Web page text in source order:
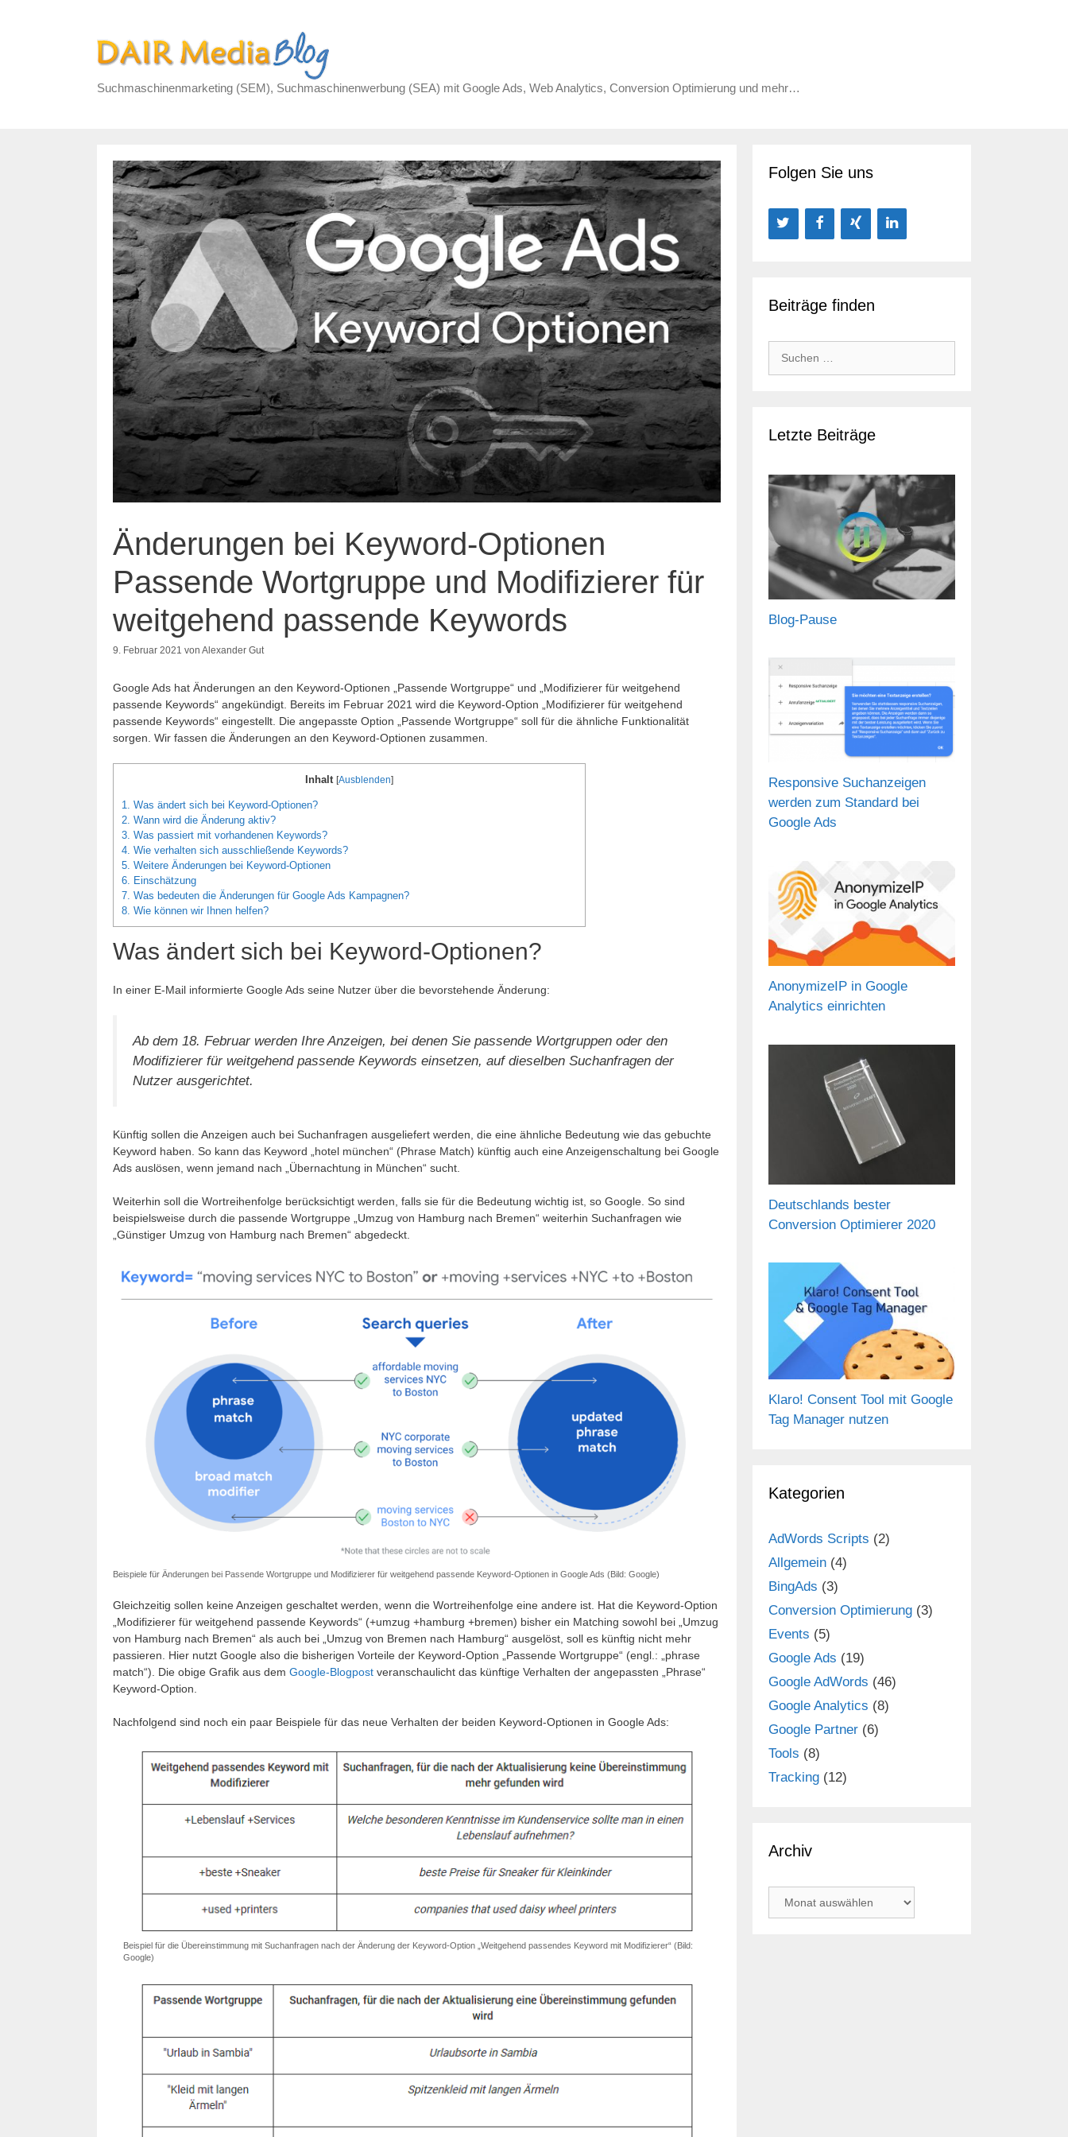
Suchmaschinenmarketing (SEM), Suchmaschinenwerbung (SEA) mit Google Ads, Web Analytics, Conversion Optimierung und mehr…
Änderungen bei Keyword-Optionen
Passende Wortgruppe und Modifizierer für
weitgehend passende Keywords
9. Februar 2021 von Alexander Gut
Google Ads hat Änderungen an den Keyword-Optionen „Passende Wortgruppe“ und „Modifizierer für weitgehend
passende Keywords“ angekündigt. Bereits im Februar 2021 wird die Keyword-Option „Modifizierer für weitgehend
passende Keywords“ eingestellt. Die angepasste Option „Passende Wortgruppe“ soll für die ähnliche Funktionalität
sorgen. Wir fassen die Änderungen an den Keyword-Optionen zusammen.
Inhalt [Ausblenden]
1. Was ändert sich bei Keyword-Optionen?
2. Wann wird die Änderung aktiv?
3. Was passiert mit vorhandenen Keywords?
4. Wie verhalten sich ausschließende Keywords?
5. Weitere Änderungen bei Keyword-Optionen
6. Einschätzung
7. Was bedeuten die Änderungen für Google Ads Kampagnen?
8. Wie können wir Ihnen helfen?
Was ändert sich bei Keyword-Optionen?
In einer E-Mail informierte Google Ads seine Nutzer über die bevorstehende Änderung:
Ab dem 18. Februar werden Ihre Anzeigen, bei denen Sie passende Wortgruppen oder den
Modifizierer für weitgehend passende Keywords einsetzen, auf dieselben Suchanfragen der
Nutzer ausgerichtet.
Künftig sollen die Anzeigen auch bei Suchanfragen ausgeliefert werden, die eine ähnliche Bedeutung wie das gebuchte
Keyword haben. So kann das Keyword „hotel münchen“ (Phrase Match) künftig auch eine Anzeigenschaltung bei Google
Ads auslösen, wenn jemand nach „Übernachtung in München“ sucht.
Weiterhin soll die Wortreihenfolge berücksichtigt werden, falls sie für die Bedeutung wichtig ist, so Google. So sind
beispielsweise durch die passende Wortgruppe „Umzug von Hamburg nach Bremen“ weiterhin Suchanfragen wie
„Günstiger Umzug von Hamburg nach Bremen“ abgedeckt.
Beispiele für Änderungen bei Passende Wortgruppe und Modifizierer für weitgehend passende Keyword-Optionen in Google Ads (Bild: Google)
Gleichzeitig sollen keine Anzeigen geschaltet werden, wenn die Wortreihenfolge eine andere ist. Hat die Keyword-Option
„Modifizierer für weitgehend passende Keywords“ (+umzug +hamburg +bremen) bisher ein Matching sowohl bei „Umzug
von Hamburg nach Bremen“ als auch bei „Umzug von Bremen nach Hamburg“ ausgelöst, soll es künftig nicht mehr
passieren. Hier nutzt Google also die bisherigen Vorteile der Keyword-Option „Passende Wortgruppe“ (engl.: „phrase
match“). Die obige Grafik aus dem Google-Blogpost veranschaulicht das künftige Verhalten der angepassten „Phrase“
Keyword-Option.
Nachfolgend sind noch ein paar Beispiele für das neue Verhalten der beiden Keyword-Optionen in Google Ads:
Beispiel für die Übereinstimmung mit Suchanfragen nach der Änderung der Keyword-Option „Weitgehend passendes Keyword mit Modifizierer“ (Bild:
Google)
Folgen Sie uns
Beiträge finden
Suchen
Letzte Beiträge
Blog-Pause
Responsive Suchanzeigen
werden zum Standard bei
Google Ads
AnonymizeIP in Google
Analytics einrichten
Deutschlands bester
Conversion Optimierer 2020
Klaro! Consent Tool mit Google
Tag Manager nutzen
Kategorien
AdWords Scripts (2)
Allgemein (4)
BingAds (3)
Conversion Optimierung (3)
Events (5)
Google Ads (19)
Google AdWords (46)
Google Analytics (8)
Google Partner (6)
Tools (8)
Tracking (12)
Archiv
Archiv